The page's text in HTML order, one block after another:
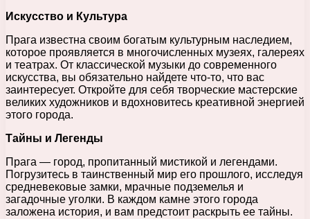
Искусство и Культура
Прага известна своим богатым культурным наследием,
которое проявляется в многочисленных музеях, галереях
и театрах. От классической музыки до современного
искусства, вы обязательно найдете что-то, что вас
заинтересует. Откройте для себя творческие мастерские
великих художников и вдохновитесь креативной энергией
этого города.
Тайны и Легенды
Прага — город, пропитанный мистикой и легендами.
Погрузитесь в таинственный мир его прошлого, исследуя
средневековые замки, мрачные подземелья и
загадочные уголки. В каждом камне этого города
заложена история, и вам предстоит раскрыть ее тайны.